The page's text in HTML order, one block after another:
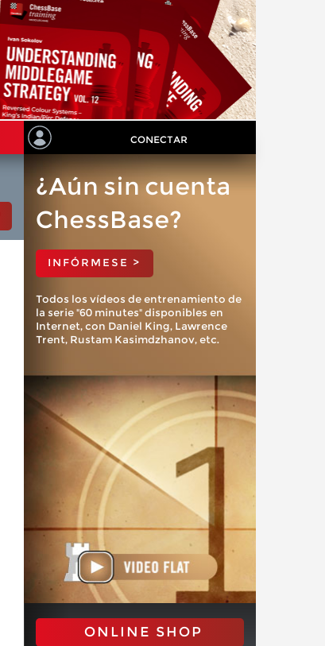
CONECTAR
¿Aún sin cuenta
ChessBase?
INFÓRMESE >
Todos los vídeos de entrenamiento de
la serie "60 minutes" disponibles en
Internet, con Daniel King, Lawrence
Trent, Rustam Kasimdzhanov, etc.
ONLINE SHOP